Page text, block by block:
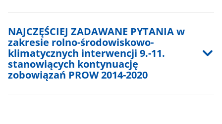
NAJCZĘŚCIEJ ZADAWANE PYTANIA w
zakresie rolno-środowiskowo-
klimatycznych interwencji 9.-11.
stanowiących kontynuację
zobowiązań PROW 2014-2020